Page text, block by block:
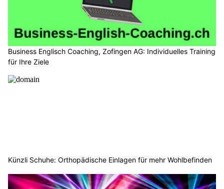
Business Englisch Coaching, Zofingen AG: Individuelles Training
für Ihre Ziele
Künzli Schuhe: Orthopädische Einlagen für mehr Wohlbefinden